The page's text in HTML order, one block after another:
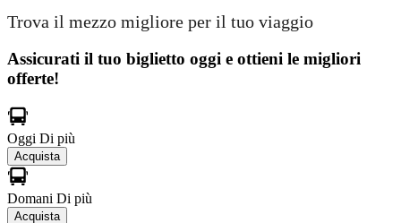
Trova il mezzo migliore per il tuo viaggio
Assicurati il ​​tuo biglietto oggi e ottieni le migliori
offerte!
Oggi Di più
Acquista
Domani Di più
Acquista